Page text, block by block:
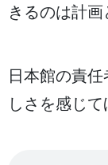
きるのは計画
日本館の責任
しさを感 じ